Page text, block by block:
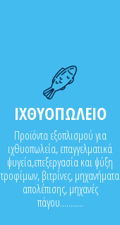
ΙΧΘΥΟΠΩΛΕΙΟ
Προϊόντα εξοπλισμού για
ιχθυοπωλεία, επαγγελματικά
ψυγεία,επεξεργασία και ψύξη
τροφίμων, βιτρίνες, μηχανήματα
απολέπισης, μηχανές
πάγου...........